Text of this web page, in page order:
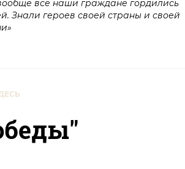
все наши граждане гордились
Знали героев своей страны и своей